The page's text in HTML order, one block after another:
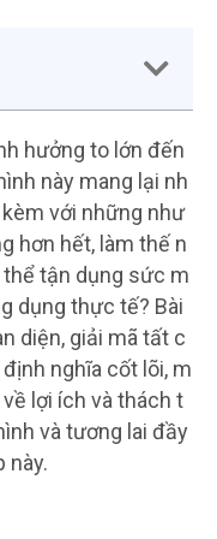
hưởng to lớn đến
này mang lại nh
với những như
hơn hết, làm thế n
tận dụng sức m
dụng thực tế? Bài
diện, giải mã tất c
nghĩa cốt lõi, m
lợi ích và thách t
và tương lai đầy
này.